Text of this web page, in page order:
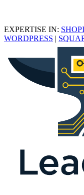
EXPERTISE IN:
WORDPRESS |